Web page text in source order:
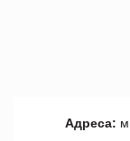
Адреса: